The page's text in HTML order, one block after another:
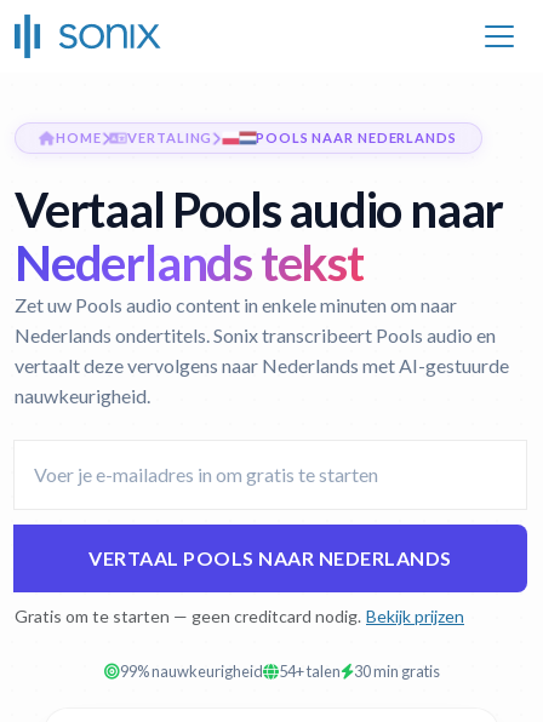
HOME VERTALING POOLS NAAR NEDERLANDS
Vertaal Pools audio naar
Nederlands tekst
Zet uw Pools audio content in enkele minuten om naar
Nederlands ondertitels. Sonix transcribeert Pools audio en
vertaalt deze vervolgens naar Nederlands met AI-gestuurde
nauwkeurigheid.
VERTAAL POOLS NAAR NEDERLANDS
Gratis om te starten — geen creditcard nodig. Bekijk prijzen
99% nauwkeurigheid 54+ talen 30 min gratis